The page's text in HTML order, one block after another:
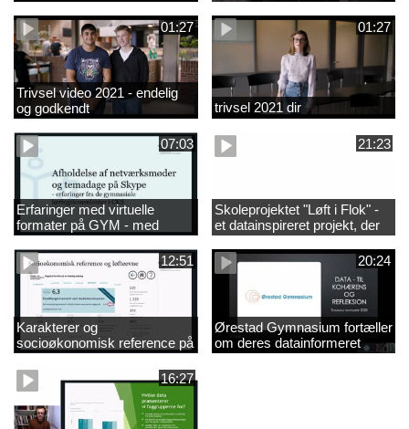
01:27
Trivsel video 2021 - endelig
og godkendt
01:27
trivsel 2021 dir
07:03
Erfaringer med virtuelle
formater på GYM - med
musik
21:23
Skoleprojektet "Løft i Flok" -
et datainspireret projekt, der
skal forsøge at adressere
løfteevneproblemerne på
Mariagerfjord Gymnasium
12:51
Karakterer og
socioøkonomisk reference på
uddannelsesstatistik.dk
20:24
Ørestad Gymnasium fortæller
om deres datainformeret
ledelse af skoleindsatser
16:27